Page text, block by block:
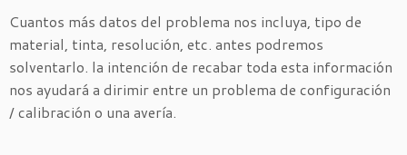
Cuantos más datos del problema nos incluya, tipo de
material, tinta, resolución, etc. antes podremos
solventarlo. la intención de recabar toda esta información
nos ayudará a dirimir entre un problema de configuración
/ calibración o una avería.